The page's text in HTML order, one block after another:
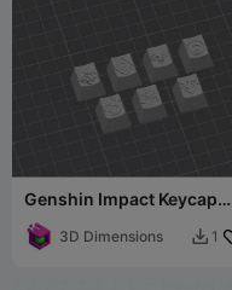
Genshin Impact Keycap
Collection Cherry Mx
3D Dimensions  1